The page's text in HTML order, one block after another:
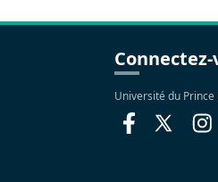
Université du